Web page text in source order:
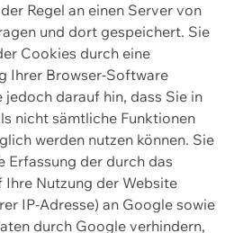
Regel an einen Server von
und dort gespeichert. Sie
Cookies durch eine
Ihrer Browser-Software
darauf hin, dass Sie in
nicht sämtliche Funktionen
werden nutzen können. Sie
Erfassung der durch das
Nutzung der Website
IP-Adresse) an Google sowie
durch Google verhindern,